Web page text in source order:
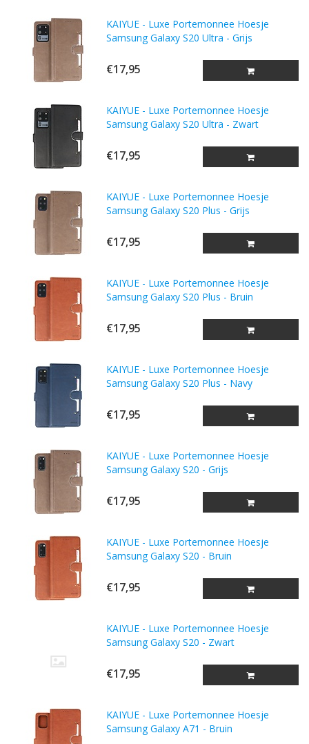
KAIYUE - Luxe Portemonnee Hoesje
Samsung Galaxy S20 Ultra - Grijs
€17,95
KAIYUE - Luxe Portemonnee Hoesje
Samsung Galaxy S20 Ultra - Zwart
€17,95
KAIYUE - Luxe Portemonnee Hoesje
Samsung Galaxy S20 Plus - Grijs
€17,95
KAIYUE - Luxe Portemonnee Hoesje
Samsung Galaxy S20 Plus - Bruin
€17,95
KAIYUE - Luxe Portemonnee Hoesje
Samsung Galaxy S20 Plus - Navy
€17,95
KAIYUE - Luxe Portemonnee Hoesje
Samsung Galaxy S20 - Grijs
€17,95
KAIYUE - Luxe Portemonnee Hoesje
Samsung Galaxy S20 - Bruin
€17,95
KAIYUE - Luxe Portemonnee Hoesje
Samsung Galaxy S20 - Zwart
€17,95
KAIYUE - Luxe Portemonnee Hoesje
Samsung Galaxy A71 - Bruin